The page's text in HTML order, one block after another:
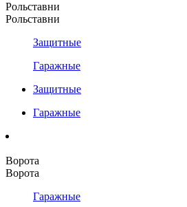
Рольставни
Рольставни
Защитные
Гаражные
Защитные
Гаражные
Ворота
Ворота
Гаражные